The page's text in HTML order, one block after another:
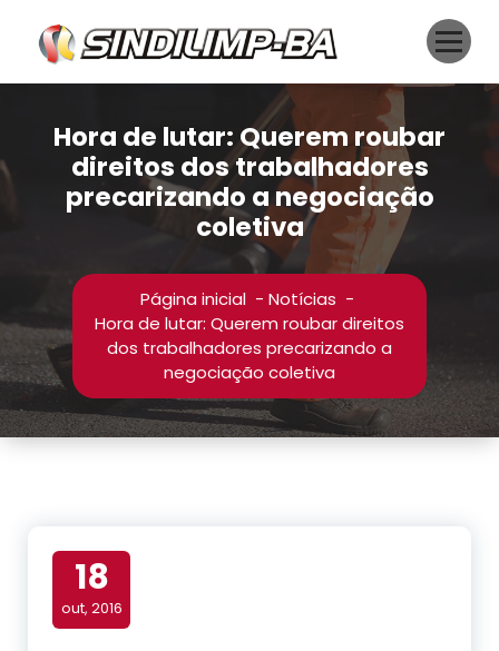
conteúdo
Hora de lutar: Querem roubar
direitos dos trabalhadores
precarizando a negociação
coletiva
Página inicial- Notícias -
Hora de lutar: Querem roubar direitos
dos trabalhadores precarizando a
negociação coletiva
18
out, 2016